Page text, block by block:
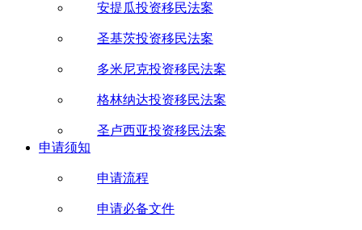
安提瓜投资移民法案
圣基茨投资移民法案
多米尼克投资移民法案
格林纳达投资移民法案
圣卢西亚投资移民法案
申请须知
申请流程
申请必备文件